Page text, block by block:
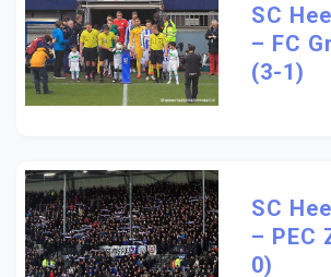
SC
– FC
(3-1)
SC
– PEC
0)